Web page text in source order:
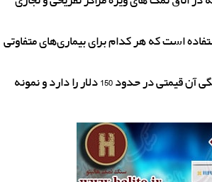
است که هر کدام برای بیماری‌های متفاوتی
دستگاه هالوتراپی در دو نوع خانگی و ویژه اتاق های نمک بزرگ وجود دارد که نوع خانگی آن قیمتی در حدود 150 دلار را دارد و نمونه